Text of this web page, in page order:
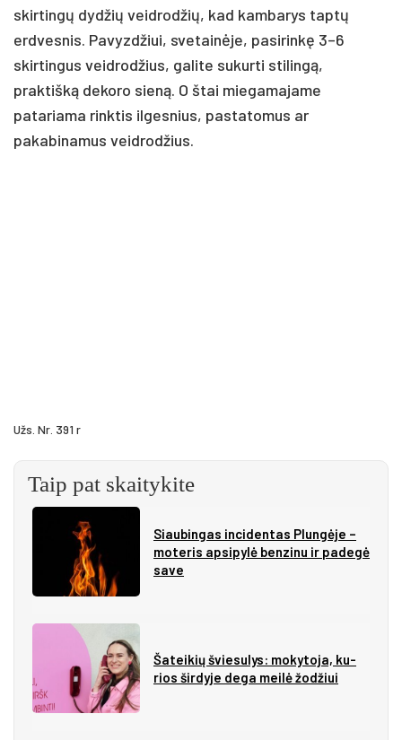
skirtingų dydžių veidrodžių, kad kambarys taptų
erdvesnis. Pavyzdžiui, svetainėje, pasirinkę 3–6
skirtingus veidrodžius, galite sukurti stilingą,
praktišką dekoro sieną. O štai miegamajame
patariama rinktis ilgesnius, pastatomus ar
pakabinamus veidrodžius.
Užs. Nr. 391 r
Taip pat skaitykite
Siau­bin­gas in­ci­den­tas Plun­gė­je –
mo­te­ris ap­si­py­lė ben­zi­nu ir pa­de­gė
sa­ve
Ša­tei­kių švie­su­lys: mo­ky­to­ja, ku­
rios šir­dy­je de­ga mei­lė žo­džiui